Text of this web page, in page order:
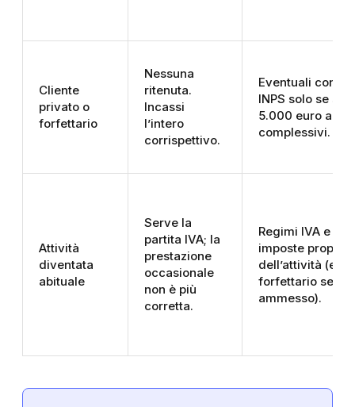
Cliente
privato o
forfettario
Nessuna
ritenuta.
Incassi
l’intero
corrispettivo.
Eventuali
INPS solo se
5.000 euro
complessivi.
Attività
diventata
abituale
Serve la
partita IVA; la
prestazione
occasionale
non è più
corretta.
Regimi IVA e
imposte propri
dell’attività (es.
forfettario se
ammesso).